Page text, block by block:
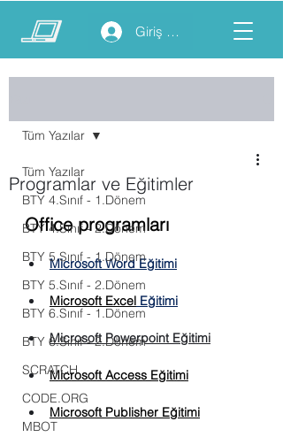
Giriş yap
Tüm Yazılar
BTY 4.Sınıf - 1.Dönem
BTY 4.Sınıf - 2.Dönem
BTY 5.Sınıf - 1.Dönem
BTY 5.Sınıf - 2.Dönem
BTY 6.Sınıf - 1.Dönem
BTY 6.Sınıf - 2.Dönem
SCRATCH
CODE.ORG
MBOT
Tüm Yazılar
Programlar ve Eğitimler
Office programları
Microsoft Word Eğitimi
Microsoft Excel Eğitimi
Microsoft Powerpoint Eğitimi
Microsoft Access Eğitimi
Microsoft Publisher Eğitimi